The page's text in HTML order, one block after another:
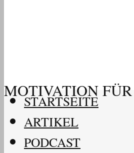
MOTIVATION
STARTSEITE
ARTIKEL
PODCAST